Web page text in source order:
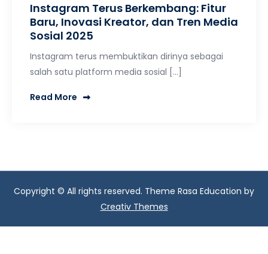
Instagram Terus Berkembang: Fitur
Baru, Inovasi Kreator, dan Tren Media
Sosial 2025
Instagram terus membuktikan dirinya sebagai
salah satu platform media sosial […]
Read More
Copyright © All rights reserved. Theme Rasa Education by
Creativ Themes